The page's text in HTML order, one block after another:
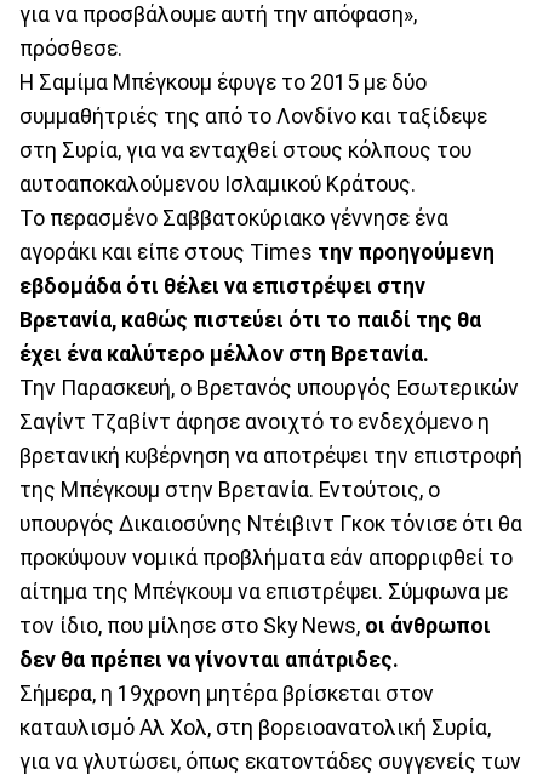
για να προσβάλουμε αυτή την απόφαση»,
πρόσθεσε.
Η Σαμίμα Μπέγκουμ έφυγε το 2015 με δύο
συμμαθήτριές της από το Λονδίνο και ταξίδεψε
στη Συρία, για να ενταχθεί στους κόλπους του
αυτοαποκαλούμενου Ισλαμικού Κράτους.
Το περασμένο Σαββατοκύριακο γέννησε ένα
αγοράκι και είπε στους Times την προηγούμενη
εβδομάδα ότι θέλει να επιστρέψει στην
Βρετανία, καθώς πιστεύει ότι το παιδί της θα
έχει ένα καλύτερο μέλλον στη Βρετανία.
Την Παρασκευή, ο Βρετανός υπουργός Εσωτερικών
Σαγίντ Τζαβίντ άφησε ανοιχτό το ενδεχόμενο η
βρετανική κυβέρνηση να αποτρέψει την επιστροφή
της Μπέγκουμ στην Βρετανία. Εντούτοις, ο
υπουργός Δικαιοσύνης Ντέιβιντ Γκοκ τόνισε ότι θα
προκύψουν νομικά προβλήματα εάν απορριφθεί το
αίτημα της Μπέγκουμ να επιστρέψει. Σύμφωνα με
τον ίδιο, που μίλησε στο Sky News, οι άνθρωποι
δεν θα πρέπει να γίνονται απάτριδες.
Σήμερα, η 19χρονη μητέρα βρίσκεται στον
καταυλισμό Αλ Χολ, στη βορειοανατολική Συρία,
για να γλυτώσει, όπως εκατοντάδες συγγενείς των